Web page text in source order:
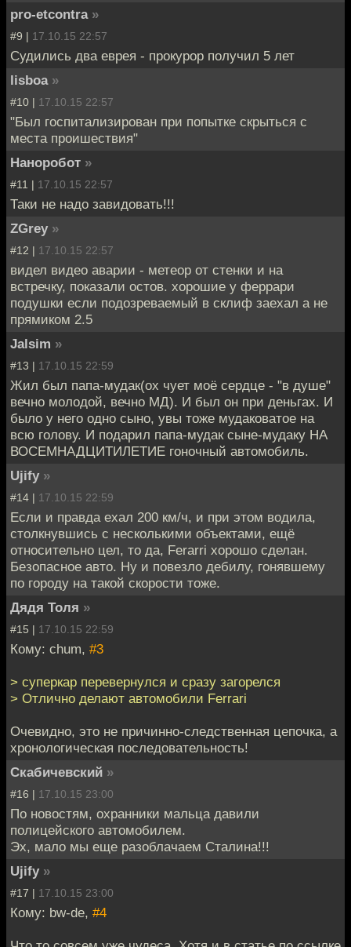
pro-etcontra »
#9 | 17.10.15 22:57
Судились два еврея - прокурор получил 5 лет
lisboa »
#10 | 17.10.15 22:57
"Был госпитализирован при попытке скрыться с
места проишествия"
Наноробот »
#11 | 17.10.15 22:57
Таки не надо завидовать!!!
ZGrey »
#12 | 17.10.15 22:57
видел видео аварии - метеор от стенки и на
встречку, показали остов. хорошие у феррари
подушки если подозреваемый в склиф заехал а не
прямиком 2.5
Jalsim »
#13 | 17.10.15 22:59
Жил был папа-мудак(ох чует моё сердце - "в душе"
вечно молодой, вечно МД). И был он при деньгах. И
было у него одно сыно, увы тоже мудаковатое на
всю голову. И подарил папа-мудак сыне-мудаку НА
ВОСЕМНАДЦИТИЛЕТИЕ гоночный автомобиль.
Ujify »
#14 | 17.10.15 22:59
Если и правда ехал 200 км/ч, и при этом водила,
столкнувшись с несколькими объектами, ещё
относительно цел, то да, Ferarri хорошо сделан.
Безопасное авто. Ну и повезло дебилу, гонявшему
по городу на такой скорости тоже.
Дядя Толя »
#15 | 17.10.15 22:59
Кому: chum, #3
> суперкар перевернулся и сразу загорелся
> Отлично делают автомобили Ferrari
Очевидно, это не причинно-следственная цепочка, а
хронологическая последовательность!
Скабичевский »
#16 | 17.10.15 23:00
По новостям, охранники мальца давили
полицейского автомобилем.
Эх, мало мы еще разоблачаем Сталина!!!
Ujify »
#17 | 17.10.15 23:00
Кому: bw-de, #4